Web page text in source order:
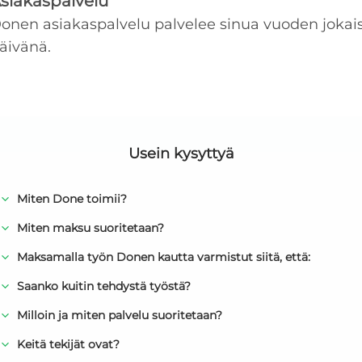
asiakaspalvelu palvelee sinua vuoden
Usein kysyttyä
Miten Done toimii?
Miten maksu suoritetaan?
Maksamalla työn Donen kautta varmistut siitä, että:
Saanko kuitin tehdystä työstä?
Milloin ja miten palvelu suoritetaan?
Keitä tekijät ovat?